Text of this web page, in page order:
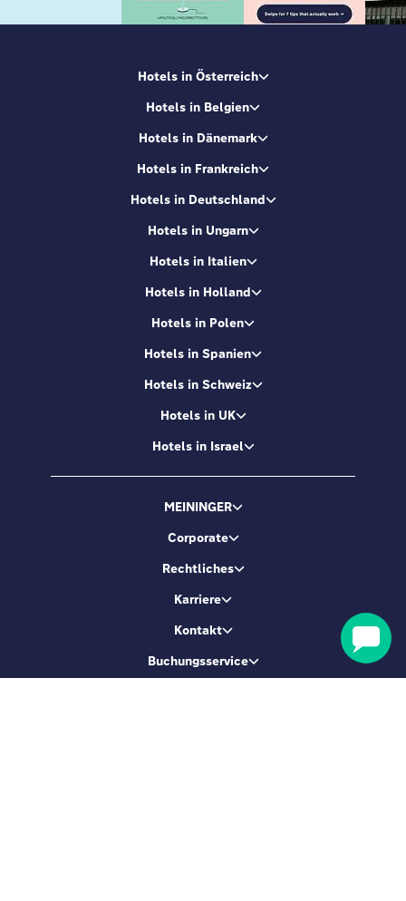
Hotels in Österreich
Hotels in Belgien
Hotels in Dänemark
Hotels in Frankreich
Hotels in Deutschland
Hotels in Ungarn
Hotels in Italien
Hotels in Holland
Hotels in Polen
Hotels in Spanien
Hotels in Schweiz
Hotels in UK
Hotels in Israel
MEININGER
Corporate
Rechtliches
Karriere
Kontakt
Buchungsservice